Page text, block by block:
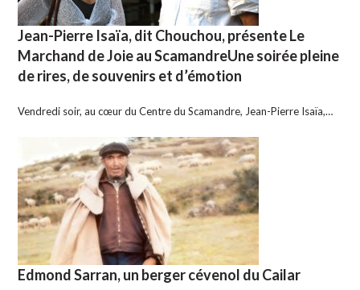
Jean-Pierre Isaïa, dit Chouchou, présente Le
Marchand de Joie au ScamandreUne soirée pleine
de rires, de souvenirs et d’émotion
Vendredi soir, au cœur du Centre du Scamandre, Jean-Pierre Isaïa,…
Edmond Sarran, un berger cévenol du Cailar